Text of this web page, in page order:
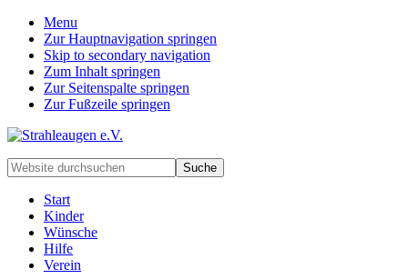
Menu
Zur Hauptnavigation springen
Skip to secondary navigation
Zum Inhalt springen
Zur Seitenspalte springen
Zur Fußzeile springen
Handarbeiten
für
besondere
Kinder
deren
Familien
Website
durchsuchen
Start
Kinder
Wünsche
Hilfe
Verein